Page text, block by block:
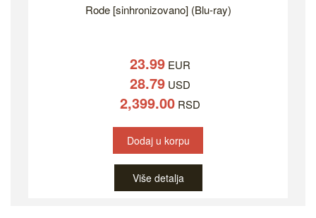
Rode [sinhronizovano] (Blu-ray)
23.99EUR
28.79USD
2,399.00RSD
Dodaj u korpu
Više detalja